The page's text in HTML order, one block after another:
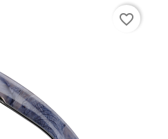
favorite_border